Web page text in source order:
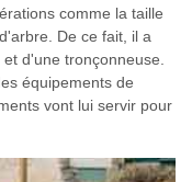
comme la taille
De ce fait, il a
d'une tronçonneuse.
équipements de
vont lui servir pour